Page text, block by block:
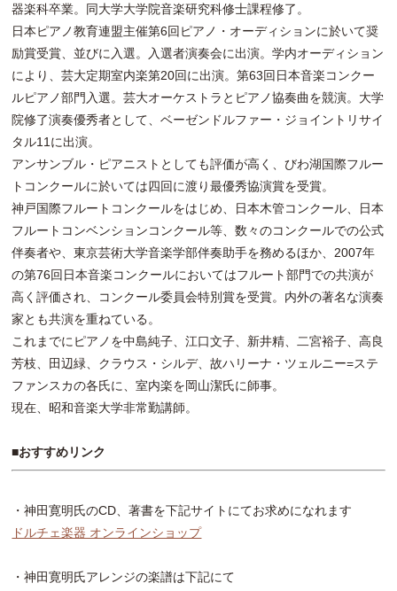
器楽科卒業。同大学大学院音楽研究科修士課程修了。
日本ピアノ教育連盟主催第6回ピアノ・オーディションに於いて奨
励賞受賞、並びに入選。入選者演奏会に出演。学内オーディション
により、芸大定期室内楽第20回に出演。第63回日本音楽コンクー
ルピアノ部門入選。芸大オーケストラとピアノ協奏曲を競演。大学
院修了演奏優秀者として、ベーゼンドルファー・ジョイントリサイ
タル11に出演。
アンサンブル・ピアニストとしても評価が高く、びわ湖国際フルー
トコンクールに於いては四回に渡り最優秀協演賞を受賞。
神戸国際フルートコンクールをはじめ、日本木管コンクール、日本
フルートコンベンションコンクール等、数々のコンクールでの公式
伴奏者や、東京芸術大学音楽学部伴奏助手を務めるほか、2007年
の第76回日本音楽コンクールにおいてはフルート部門での共演が
高く評価され、コンクール委員会特別賞を受賞。内外の著名な演奏
家とも共演を重ねている。
これまでにピアノを中島純子、江口文子、新井精、二宮裕子、高良
芳枝、田辺緑、クラウス・シルデ、故ハリーナ・ツェルニー=ステ
ファンスカの各氏に、室内楽を岡山潔氏に師事。
現在、昭和音楽大学非常勤講師。
■おすすめリンク
・神田寛明氏のCD、著書を下記サイトにてお求めになれます
ドルチェ楽器 オンラインショップ
・神田寛明氏アレンジの楽譜は下記にて